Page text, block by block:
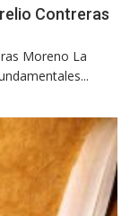
Contreras
Moreno La